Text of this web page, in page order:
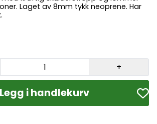
Laget av 8mm tykk neoprene. Har
+
Legg i handlekurv